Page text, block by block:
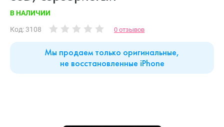
В НАЛИЧИИ
Код: 3108 0 отзывов
Мы продаем только оригинальные,
не восстановленные iPhone